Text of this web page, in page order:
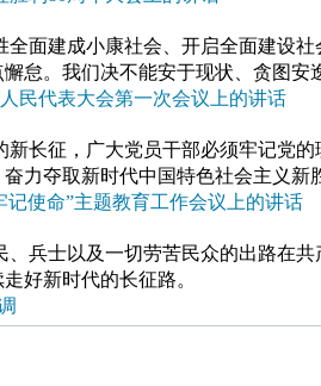
面建成小康社会、开启全面建设
怠。我们决不能安于现状、贪图
民代表大会第一次会议上的讲话
长征，广大党员干部必须牢记党
力夺取新时代中国特色社会主义新
使命”主题教育工作会议上的讲话
兵士以及一切劳苦民众的出路在
好新时代的长征路。